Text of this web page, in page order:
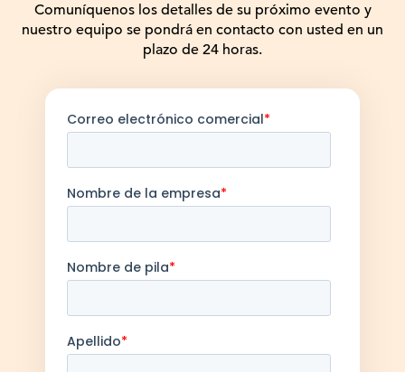
Comuníquenos los detalles de su próximo evento y
nuestro equipo se pondrá en contacto con usted en un
plazo de 24 horas.